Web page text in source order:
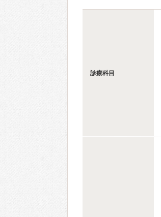
診療科目